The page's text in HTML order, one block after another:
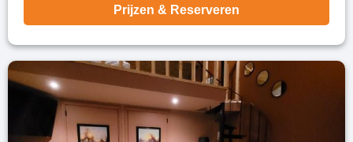
Prijzen & Reserveren